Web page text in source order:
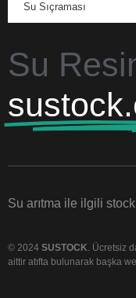
Su Sıçraması
Su
Su arıtma ile ilgili
© 2024 SUSTOCK. Ücretsiz
aittir atıfta bulunarak başka